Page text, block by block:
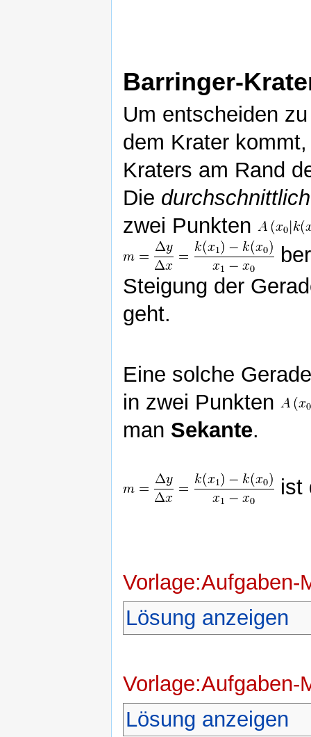
Barringer-
Um entscheiden
dem Krater
Kraters am Rand
Die
zwei Punkten
Steigung der
geht.
Eine solche
in zwei Punkten
man Sekante.
ist
Vorlage:Aufgaben-
Lösung anzeigen
Vorlage:Aufgaben-
Lösung anzeigen